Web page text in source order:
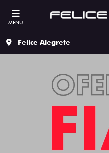
MENU
Felice Alegrete